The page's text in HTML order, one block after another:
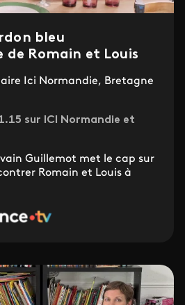
bleu
de Romain et Louis
Ici Normandie, Bretagne
sur ICI Normandie et
Guillemot met le cap sur
Romain et Louis à